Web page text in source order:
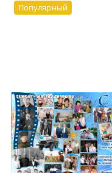
Популярный